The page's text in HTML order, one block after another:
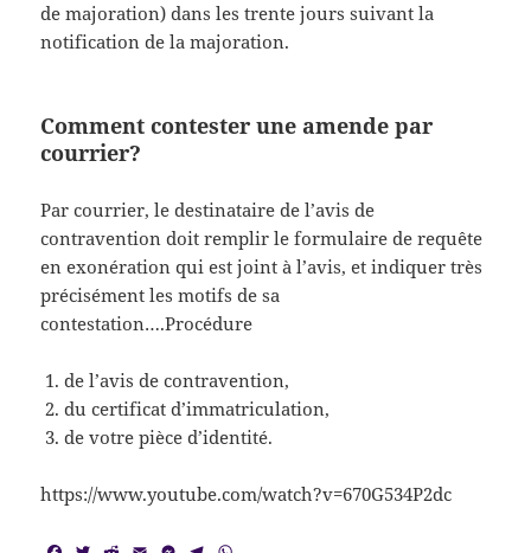
de majoration) dans les trente jours suivant la
notification de la majoration.
Comment contester une amende par
courrier?
Par courrier, le destinataire de l’avis de
contravention doit remplir le formulaire de requête
en exonération qui est joint à l’avis, et indiquer très
précisément les motifs de sa
contestation….Procédure
de l’avis de contravention,
du certificat d’immatriculation,
de votre pièce d’identité.
https://www.youtube.com/watch?v=670G534P2dc